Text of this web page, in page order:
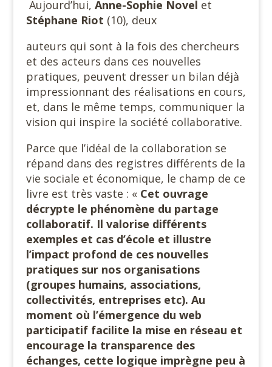
Aujourd’hui, Anne-Sophie Novel et
Stéphane Riot (10), deux
auteurs qui sont à la fois des chercheurs
et des acteurs dans ces nouvelles
pratiques, peuvent dresser un bilan déjà
impressionnant des réalisations en cours,
et, dans le même temps, communiquer la
vision qui inspire la société collaborative.
Parce que l’idéal de la collaboration se
répand dans des registres différents de la
vie sociale et économique, le champ de ce
livre est très vaste : « Cet ouvrage
décrypte le phénomène du partage
collaboratif. Il valorise différents
exemples et cas d’école et illustre
l’impact profond de ces nouvelles
pratiques sur nos organisations
(groupes humains, associations,
collectivités, entreprises etc). Au
moment où l’émergence du web
participatif facilite la mise en réseau et
encourage la transparence des
échanges, cette logique imprègne peu à